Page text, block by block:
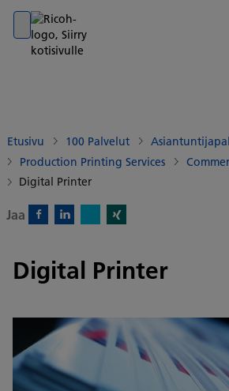
Go to banner
Go to content
Go to footer
Etusivu 100 Palvelut
Production Printing Services
Digital Printer
Jaa
Digital Printer